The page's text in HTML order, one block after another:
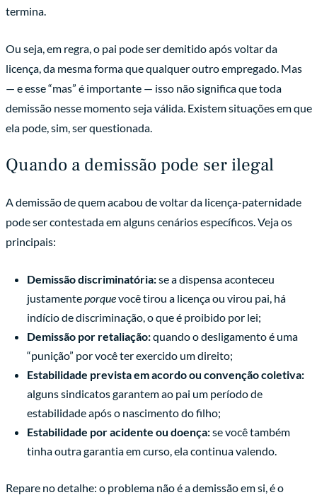
termina.
Ou seja, em regra, o pai pode ser demitido após voltar da
licença, da mesma forma que qualquer outro empregado. Mas
— e esse “mas” é importante — isso não significa que toda
demissão nesse momento seja válida. Existem situações em que
ela pode, sim, ser questionada.
Quando a demissão pode ser ilegal
A demissão de quem acabou de voltar da licença-paternidade
pode ser contestada em alguns cenários específicos. Veja os
principais:
Demissão discriminatória:se a dispensa aconteceu
justamenteporquevocê tirou a licença ou virou pai, há
indício de discriminação, o que é proibido por lei;
Demissão por retaliação:quando o desligamento é uma
“punição” por você ter exercido um direito;
Estabilidade prevista em acordo ou convenção coletiva:
alguns sindicatos garantem ao pai um período de
estabilidade após o nascimento do filho;
Estabilidade por acidente ou doença:se você também
tinha outra garantia em curso, ela continua valendo.
Repare no detalhe: o problema não é a demissão em si, é o